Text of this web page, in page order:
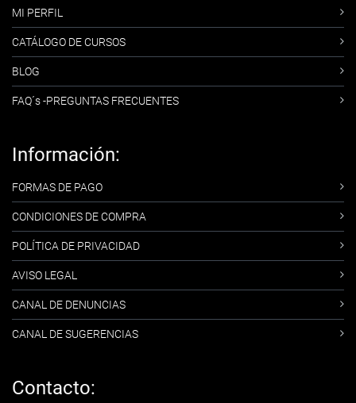
MI PERFIL
CATÁLOGO DE CURSOS
BLOG
FAQ´s -PREGUNTAS FRECUENTES
Información:
FORMAS DE PAGO
CONDICIONES DE COMPRA
POLÍTICA DE PRIVACIDAD
AVISO LEGAL
CANAL DE DENUNCIAS
CANAL DE SUGERENCIAS
Contacto: